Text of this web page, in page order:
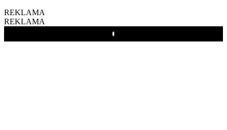
REKLAMA
REKLAMA
Play